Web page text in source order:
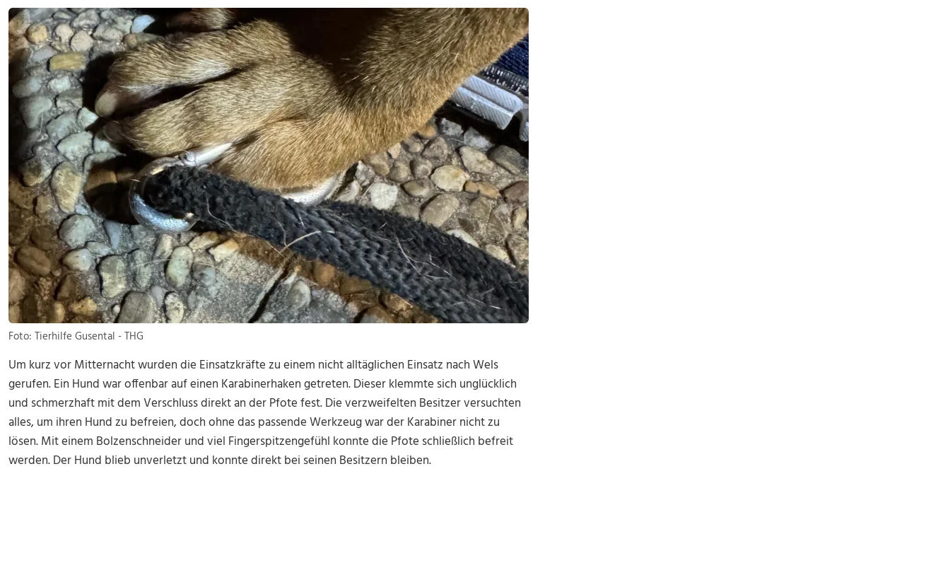
Foto: Tierhilfe Gusental - THG
Um kurz vor Mitternacht wurden die Einsatzkräfte zu einem nicht alltäglichen Einsatz nach Wels
gerufen. Ein Hund war offenbar auf einen Karabinerhaken getreten. Dieser klemmte sich unglücklich
und schmerzhaft mit dem Verschluss direkt an der Pfote fest. Die verzweifelten Besitzer versuchten
alles, um ihren Hund zu befreien, doch ohne das passende Werkzeug war der Karabiner nicht zu
lösen. Mit einem Bolzenschneider und viel Fingerspitzengefühl konnte die Pfote schließlich befreit
werden. Der Hund blieb unverletzt und konnte direkt bei seinen Besitzern bleiben.